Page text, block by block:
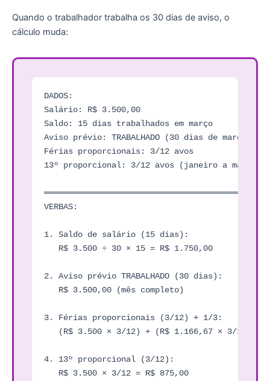
Quando o trabalhador trabalha os 30 dias de aviso, o
cálculo muda:
DADOS:
Salário: R$ 3.500,00
Saldo: 15 dias trabalhados em março
Aviso prévio: TRABALHADO (30 dias de março)
Férias proporcionais: 3/12 avos
13º proporcional: 3/12 avos (janeiro a março)
VERBAS:
1. Saldo de salário (15 dias):
   R$ 3.500 ÷ 30 × 15 = R$ 1.750,00
2. Aviso prévio TRABALHADO (30 dias):
   R$ 3.500,00 (mês completo)
3. Férias proporcionais (3/12) + 1/3:
(R$ 3.500 × 3/12) + (R$ 1.166,67 × 3/12) =
4. 13º proporcional (3/12):
   R$ 3.500 × 3/12 = R$ 875,00